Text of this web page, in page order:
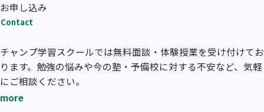
お申し込み
Contact
チャンプ学習スクールでは無料面談・体験授業を受け付けてお
ります。勉強の悩みや今の塾・予備校に対する不安など、気軽
にご相談ください。
more